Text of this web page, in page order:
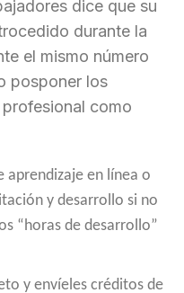
dice que su
durante la
el mismo número
posponer los
como
aprendizaje en línea o
y desarrollo si no
“horas de desarrollo”
y envíeles créditos de